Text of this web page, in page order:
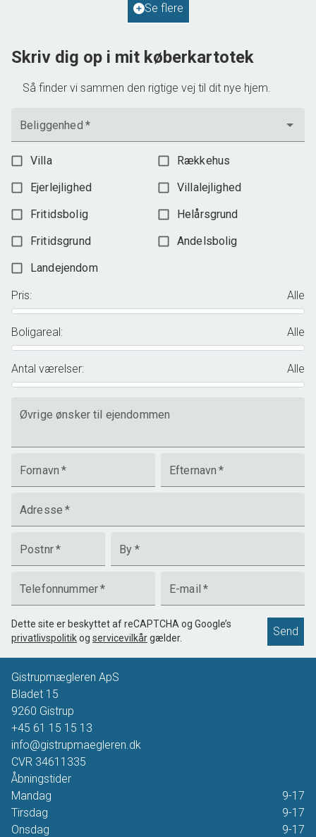
Se flere
Skriv dig op i mit køberkartotek
Så finder vi sammen den rigtige vej til dit nye hjem.
Beliggenhed *
Villa
Rækkehus
Ejerlejlighed
Villalejlighed
Fritidsbolig
Helårsgrund
Fritidsgrund
Andelsbolig
Landejendom
Pris: Alle
Boligareal: Alle
Antal værelser: Alle
Øvrige ønsker til ejendommen
Fornavn * Efternavn *
Adresse *
Postnr* By *
Telefonnummer* E-mail *
Dette site er beskyttet af reCAPTCHA og Google’s
privatlivspolitikog servicevilkårgælder. Send
Gistrupmægleren ApS
Bladet 15
9260 Gistrup
+45 61 15 15 13
info@gistrupmaegleren.dk
CVR 34611335
Åbningstider
Mandag
9-17
Tirsdag
9-17
Onsdag
9-17